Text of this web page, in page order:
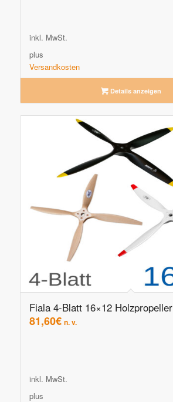
inkl. MwSt.
plus
Versandkosten
Details anzeigen
Fiala 4-Blatt 16×12 Holzpropeller
81,60€ n. v.
inkl. MwSt.
plus